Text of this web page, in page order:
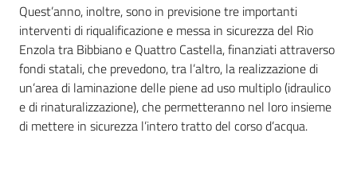
Quest’anno, inoltre, sono in previsione tre importanti
interventi di riqualificazione e messa in sicurezza del Rio
Enzola tra Bibbiano e Quattro Castella, finanziati attraverso
fondi statali, che prevedono, tra l’altro, la realizzazione di
un’area di laminazione delle piene ad uso multiplo (idraulico
e di rinaturalizzazione), che permetteranno nel loro insieme
di mettere in sicurezza l’intero tratto del corso d’acqua.